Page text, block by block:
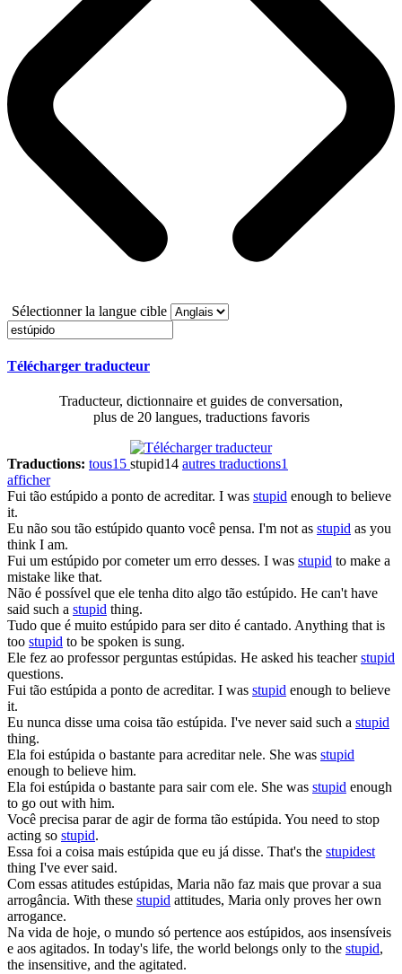
Sélectionner la langue cible
Télécharger traducteur
Traducteur, dictionnaire et guides de conversation,
plus de 20 langues, traductions favoris
Traductions: tous15 stupid14 autres traductions1
afficher
Fui tão estúpido a ponto de acreditar. I was stupid enough to believe
it.
Eu não sou tão estúpido quanto você pensa. I'm not as stupid as you
think I am.
Fui um estúpido por cometer um erro desses. I was stupid to make a
mistake like that.
Não é possível que ele tenha dito algo tão estúpido. He can't have
said such a stupid thing.
Tudo que é muito estúpido para ser dito é cantado. Anything that is
too stupid to be spoken is sung.
Ele fez ao professor perguntas estúpidas. He asked his teacherstupid
questions.
Fui tão estúpida a ponto de acreditar. I was stupid enough to believe
it.
Eu nunca disse uma coisa tão estúpida. I've never said such a stupid
thing.
Ela foi estúpida o bastante para acreditar nele. She was stupid
enough to believe him.
Ela foi estúpida o bastante para sair com ele. She was stupid enough
to go out with him.
Você precisa parar de agir de forma tão estúpida. You need to stop
acting so stupid.
Essa foi a coisa mais estúpida que eu já disse. That's the stupidest
thing I've ever said.
Com essas atitudes estúpidas, Maria não faz mais que provar a sua
arrogância. With these stupid attitudes, Maria only proves her own
arrogance.
Na vida de hoje, o mundo só pertence aos estúpidos, aos insensíveis
e aos agitados. In today's life, the world belongs only to the stupid,
the insensitive, and the agitated.